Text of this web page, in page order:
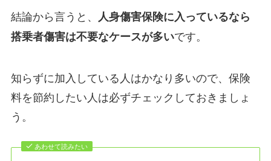
結論から言うと、 人身傷害保険に入っているなら
搭乗者傷害は不要なケースが多いです。
知らずに加入している人はかなり多いので、保険
料を節約したい人は必ずチェックしておきましょ
う。
あわせて読みたい